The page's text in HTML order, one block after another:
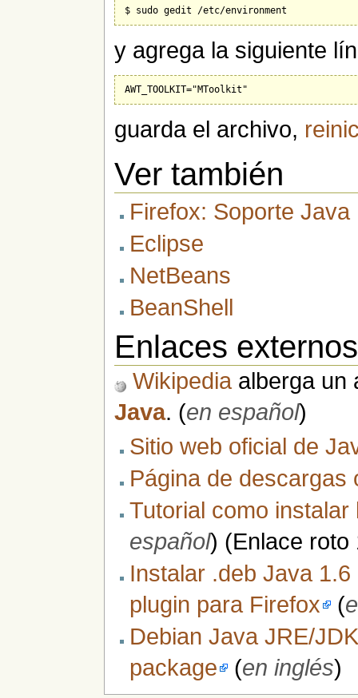
y agrega la siguiente
guarda el archivo,
Ver también
Firefox: Soporte Java
Eclipse
NetBeans
BeanShell
Enlaces externos
Wikipedia alberga un
Java. (en español)
Sitio web oficial de
Página de descargas
Tutorial como
español) (Enlace roto
Instalar .deb Java
plugin para Firefox
(
Debian Java JRE/
package
(en inglés)